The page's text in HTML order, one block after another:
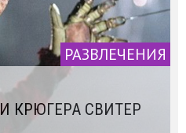
РАЗВЛЕЧЕНИЯ
КРЮГЕРА СВИТЕР